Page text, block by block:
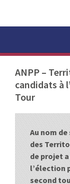
t
ANPP –
candidats à
Tour
Au nom
des
de projet
l’élection
second